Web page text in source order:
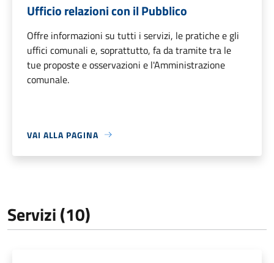
Ufficio relazioni con il Pubblico
Offre informazioni su tutti i servizi, le pratiche e gli
uffici comunali e, soprattutto, fa da tramite tra le
tue proposte e osservazioni e l'Amministrazione
comunale.
VAI ALLA PAGINA
Servizi (10)